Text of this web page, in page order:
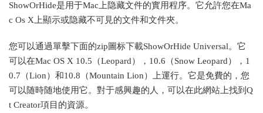
ShowOrHide是用于Mac上隐藏文件的實用程序。它允許您在Ma
c Os X上顯示或隐藏不可見的文件和文件夾。
您可以通過單擊下面的zip圖标下載ShowOrHide Universal。它
可以在Mac OS X 10.5（Leopard），10.6（Snow Leopard），1
0.7（Lion）和10.8（Mountain Lion）上運行。它是免費的，您
可以随時随地使用它。對于感興趣的人，可以在此網站上找到Q
t Creator項目的資源。